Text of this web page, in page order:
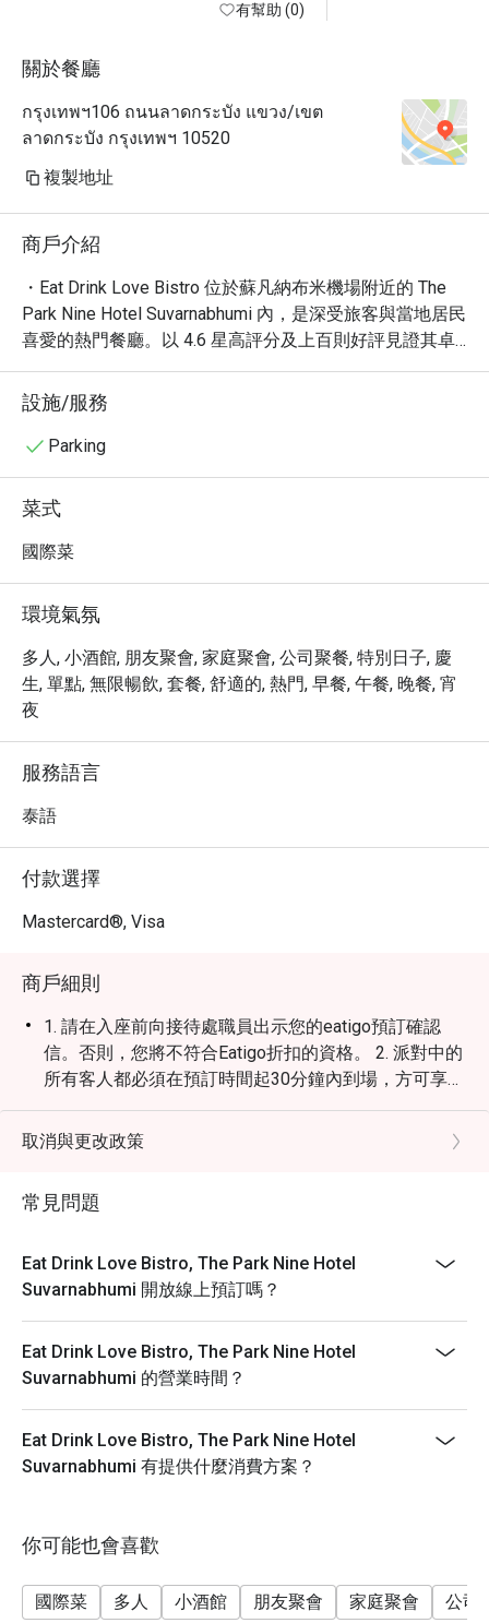
有幫助 (0)
關於餐廳
กรุงเทพฯ106 ถนนลาดกระบัง แขวง/เขต
ลาดกระบัง กรุงเทพฯ 10520
複製地址
商戶介紹
・Eat Drink Love Bistro 位於蘇凡納布米機場附近的 The
Park Nine Hotel Suvarnabhumi 內，是深受旅客與當地居民
喜愛的熱門餐廳。以 4.6 星高評分及上百則好評見證其卓
越品質，提供多元的國際餐飲選擇，從豐盛早餐、悠閒早
午餐到精緻午晚餐皆可滿足。特別推薦其經典泰式料理、
鮮美泰國蝦、頂級肋眼牛排及風味獨特的松露菜色，滿足
您的味蕾。在輕鬆、浪漫而舒適的氛圍中，不論是獨自品
・立即透過 Eatigo 預訂 Eat Drink Love Bistro，輕鬆享受
最高 5 折獨家優惠，讓您的用餐體驗更加物超所值！
設施/服務
Parking
菜式
國際菜
環境氣氛
多人, 小酒館, 朋友聚會, 家庭聚會, 公司聚餐, 特別日子, 慶
生, 單點, 無限暢飲, 套餐, 舒適的, 熱門, 早餐, 午餐, 晚餐, 宵
夜
服務語言
泰語
付款選擇
Mastercard®, Visa
商戶細則
1. 請在入座前向接待處職員出示您的eatigo預訂確認
信。否則，您將不符合Eatigo折扣的資格。 2. 派對中的
所有客人都必須在預訂時間起30分鐘內到場，方可享受
折扣優惠。 3. 折扣僅適用於單點菜單，不包括其他場地
促銷活動。 4. 客人可根據預訂人數使用折扣，不多於預
訂人數。 5. 點餐時間：2小時
取消與更改政策
常見問題
Eat Drink Love Bistro, The Park Nine Hotel
Suvarnabhumi 開放線上預訂嗎？
Eat Drink Love Bistro, The Park Nine Hotel
Suvarnabhumi 的營業時間？
Eat Drink Love Bistro, The Park Nine Hotel
Suvarnabhumi 有提供什麼消費方案？
你可能也會喜歡
國際菜 多人 小酒館 朋友聚會 家庭聚會 公司